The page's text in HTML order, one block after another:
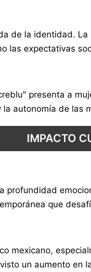
de la identidad.
las expectativas
presenta a
autonomía de las
IMPACTO
que
mexicano,
un aumento en